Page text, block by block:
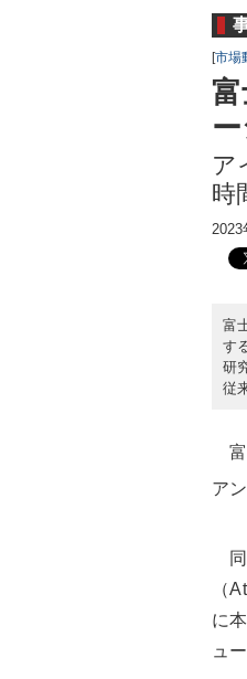
[市場
ア
時
2023
富
す
研
従
富
ア
同
（
に
ュ